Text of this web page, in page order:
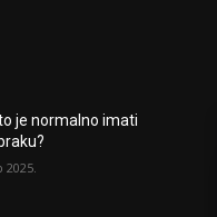
je normalno imati